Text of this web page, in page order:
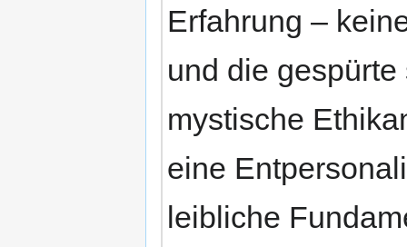
Erfahrung –
und die
mystische
eine
leibliche